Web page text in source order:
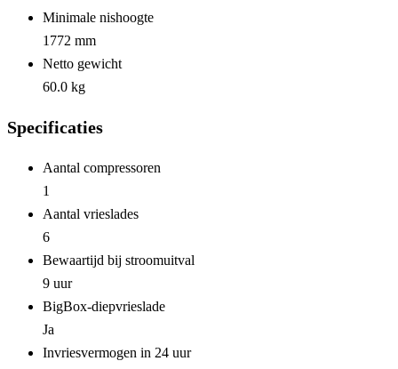
Minimale nishoogte
1772 mm
Netto gewicht
60.0 kg
Specificaties
Aantal compressoren
1
Aantal vrieslades
6
Bewaartijd bij stroomuitval
9 uur
BigBox-diepvrieslade
Ja
Invriesvermogen in 24 uur